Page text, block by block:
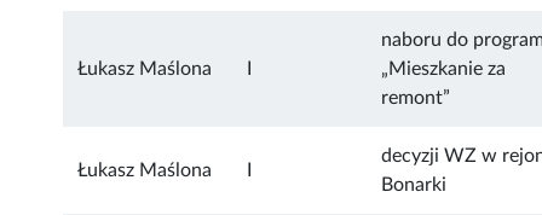
Łukasz Maślona
naboru do
„Mieszkanie za
remont”
Łukasz Maślona
decyzji WZ w
Bonarki